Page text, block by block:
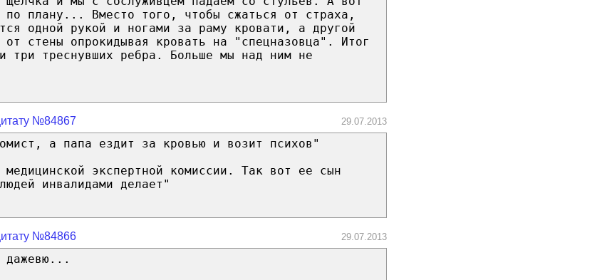
по плану... Вместо того, чтобы сжаться от страха,
одной рукой и ногами за раму кровати, а другой
от стены опрокидывая кровать на "спецназовца". Итог
три треснувших ребра. Больше мы над ним не
№84867 29.07.2013
а папа ездит за кровью и возит психов"
медицинской экспертной комиссии. Так вот ее сын
инвалидами делает"
№84866 29.07.2013
дажевю...